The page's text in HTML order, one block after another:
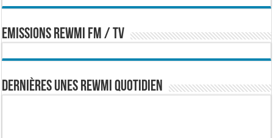
EMISSIONS REWMI FM / TV
Dernières Unes Rewmi Quotidien